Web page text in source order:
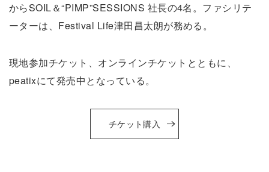
からSOIL＆“PIMP”SESSIONS 社長の4名。ファシリテ
ーターは、Festival Life津田昌太朗が務める。
現地参加チケット、オンラインチケットとともに、
peatixにて発売中となっている。
チケット購入